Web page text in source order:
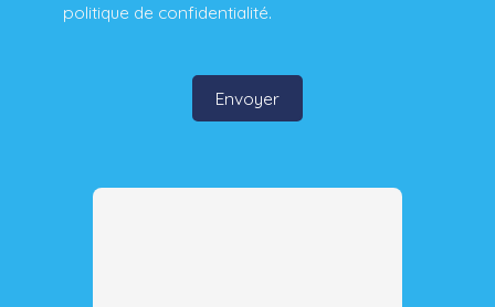
politique de confidentialité.
Envoyer